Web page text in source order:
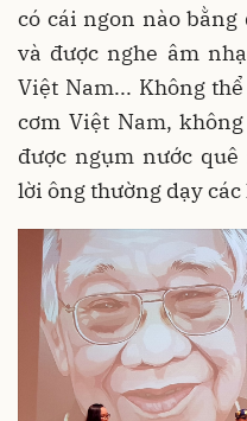
có cái ngon nào
và được nghe âm
Việt Nam... Không
cơm Việt Nam,
được ngụm nước
lời ông thường dạy